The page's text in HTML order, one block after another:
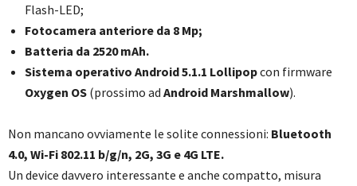
Flash-LED;
Fotocamera anteriore da 8 Mp;
Batteria da 2520 mAh.
Sistema operativo Android 5.1.1 Lollipopcon firmware
Oxygen OS (prossimo ad Android Marshmallow).
Non mancano ovviamente le solite connessioni: Bluetooth
4.0, Wi-Fi 802.11 b/g/n, 2G, 3G e 4G LTE.
Un device davvero interessante e anche compatto, misura